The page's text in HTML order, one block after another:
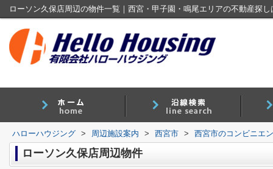
ローソン久保店周辺の物件一覧｜西宮・甲子園・鳴尾エリアの不動産探
ハローハウジング > 周辺施設案内 > 西宮市 > 西宮市のコンビニエ
ローソン久保店周辺物件